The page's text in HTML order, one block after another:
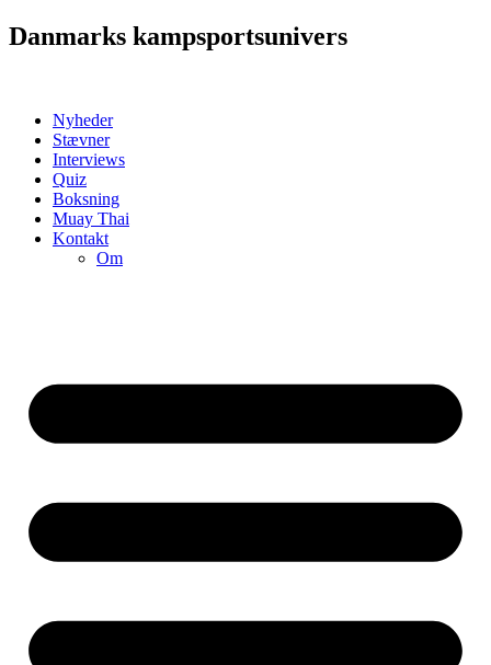
Videre
til
Danmarks kampsportsunivers
Nyheder
Stævner
Interviews
Quiz
Boksning
Muay Thai
Kontakt
Om